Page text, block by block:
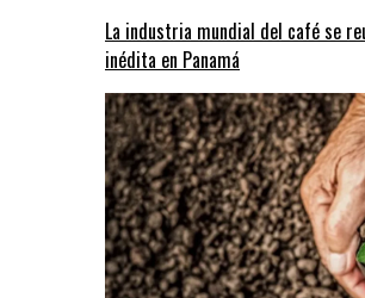
La industria mundial del café se
inédita en Panamá